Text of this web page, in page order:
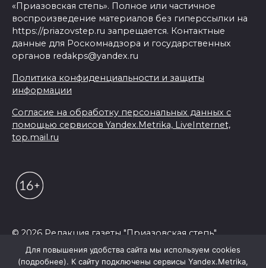
«Приазовская степь». Полное или частичное
воспроизведение материалов без гиперссылки на
https://priazovstep.ru запрещается. Контактные
данные для Роскомнадзора и государственных
органов redakps@yandex.ru
Политика конфиденциальности и защиты
информации
Согласие на обработку персональных данных с
помощью сервисов Yandex.Metrika, LiveInternet,
top.mail.ru
© 2026 Редакция газеты "Приазовская степь"
Для повышения удобства сайта мы используем cookies
(подробнее). К сайту подключены сервисы Yandex.Metrika,